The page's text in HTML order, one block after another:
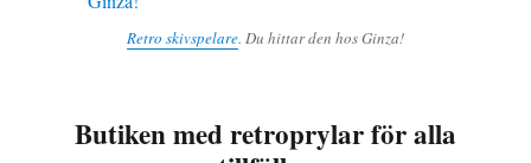
Retro skivspelare. Du hittar den hos Ginza!
Butiken med retroprylar för alla